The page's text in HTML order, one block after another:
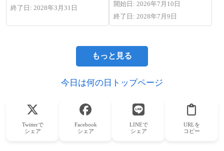
終了日: 2028年3月31日
開始日: 2026年7月10日
終了日: 2028年7月9日
もっと見る
今日は何の日トップページ
Twitterで
シェア
Facebook
シェア
LINEで
シェア
URLを
コピー